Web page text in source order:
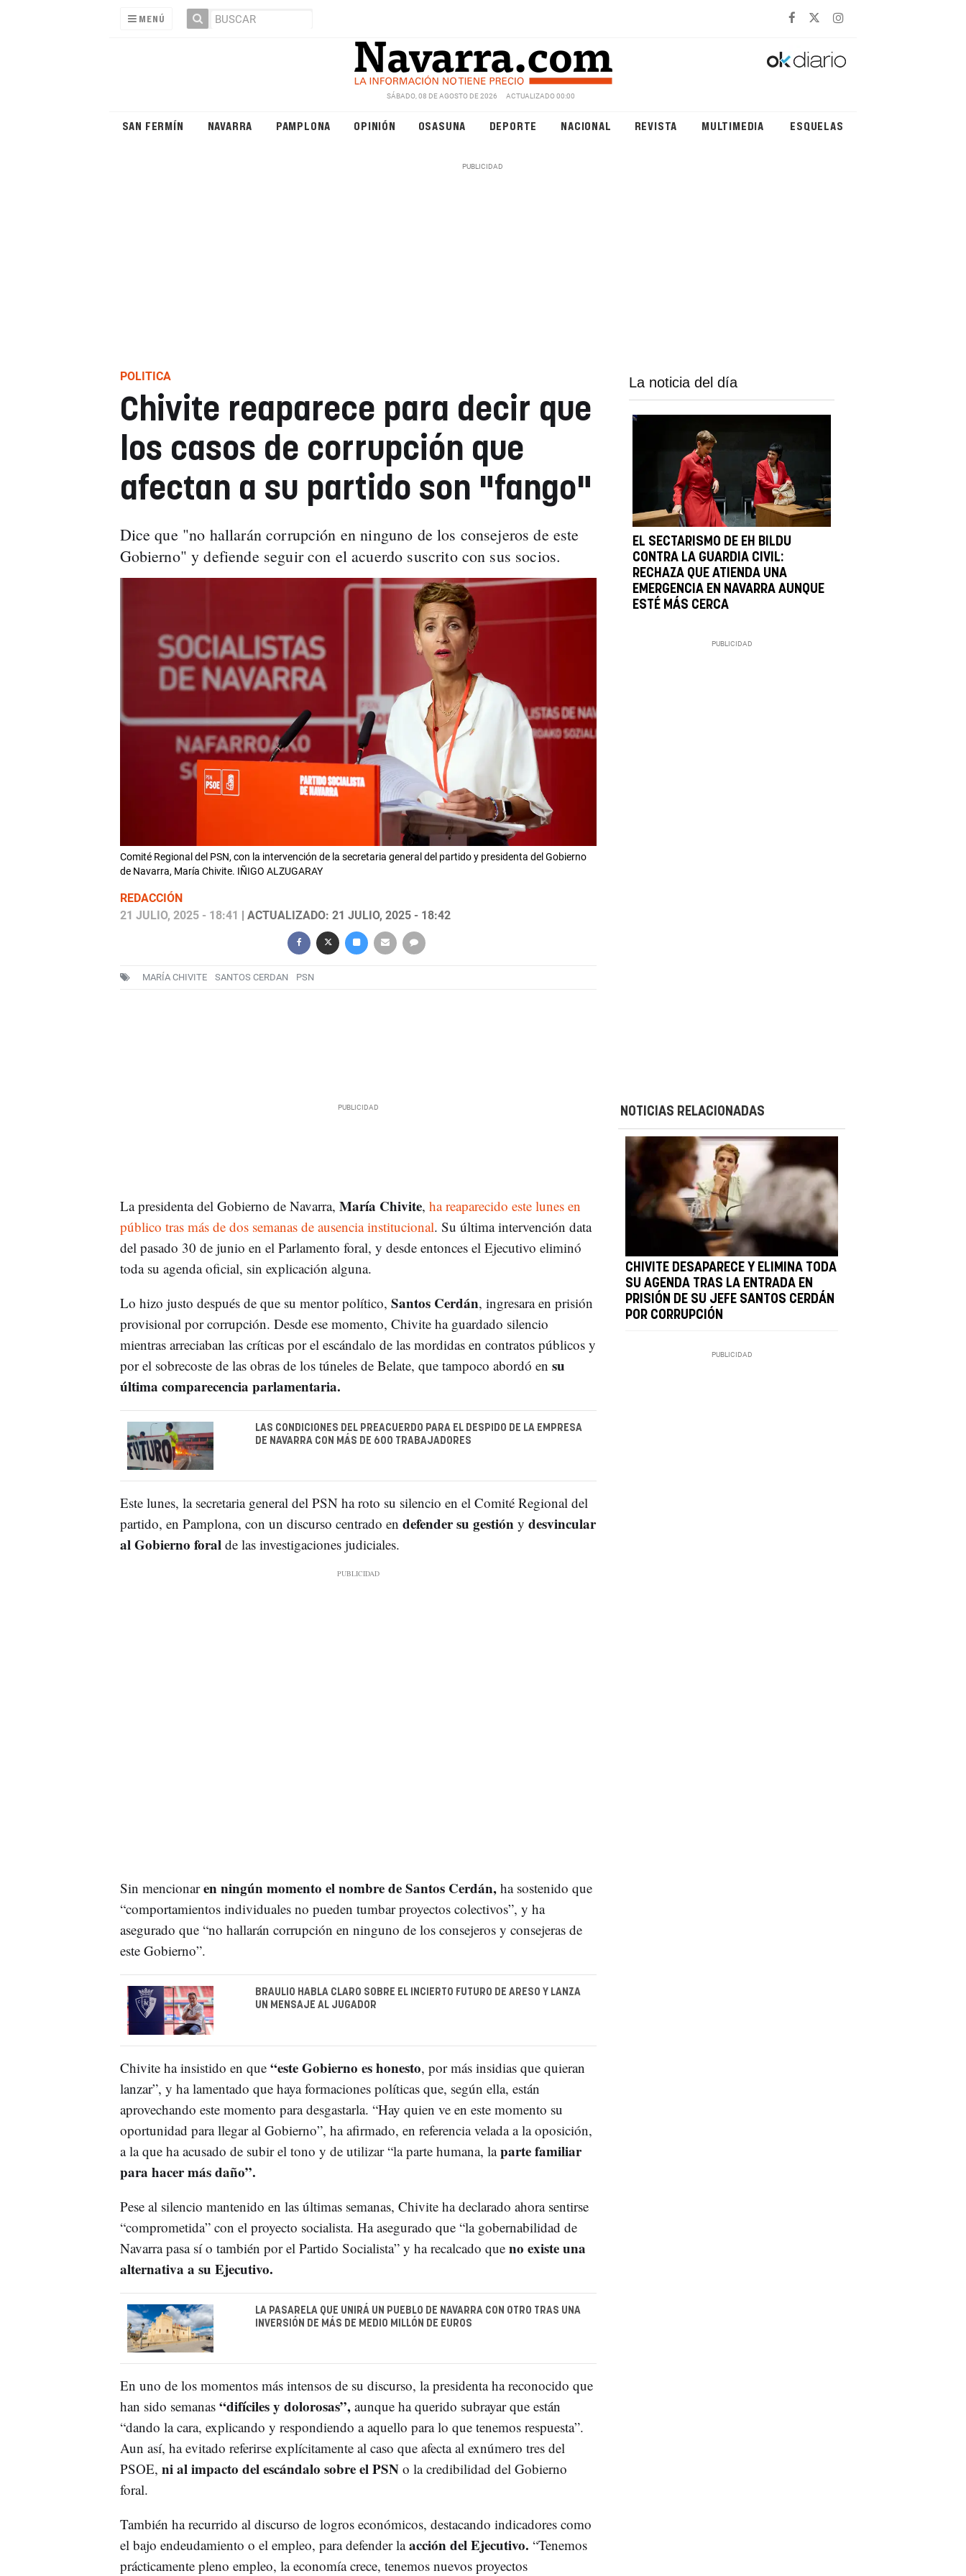
MENÚ
SÁBADO, 08 DE AGOSTO DE 2026 ACTUALIZADO 00:00
SAN FERMÍN NAVARRA PAMPLONA OPINIÓN OSASUNA DEPORTE NACIONAL REVISTA MULTIMEDIA ESQUELAS
POLITICA
Chivite reaparece para decir que
los casos de corrupción que
afectan a su partido son "fango"
Dice que "no hallarán corrupción en ninguno de los consejeros de este
Gobierno" y defiende seguir con el acuerdo suscrito con sus socios.
Comité Regional del PSN, con la intervención de la secretaria general del partido y presidenta del Gobierno
de Navarra, María Chivite. IÑIGO ALZUGARAY
REDACCIÓN
21 JULIO, 2025 - 18:41 | ACTUALIZADO: 21 JULIO, 2025 - 18:42
MARÍA CHIVITE SANTOS CERDAN PSN
La noticia del día
EL SECTARISMO DE EH BILDU
CONTRA LA GUARDIA CIVIL:
RECHAZA QUE ATIENDA UNA
EMERGENCIA EN NAVARRA AUNQUE
ESTÉ MÁS CERCA
La presidenta del Gobierno de Navarra, María Chivite, ha reaparecido este lunes en
público tras más de dos semanas de ausencia institucional. Su última intervención data
del pasado 30 de junio en el Parlamento foral, y desde entonces el Ejecutivo eliminó
toda su agenda oficial, sin explicación alguna.
Lo hizo justo después de que su mentor político, Santos Cerdán, ingresara en prisión
provisional por corrupción. Desde ese momento, Chivite ha guardado silencio
mientras arreciaban las críticas por el escándalo de las mordidas en contratos públicos y
por el sobrecoste de las obras de los túneles de Belate, que tampoco abordó en su
última comparecencia parlamentaria.
LAS CONDICIONES DEL PREACUERDO PARA EL DESPIDO DE LA EMPRESA
DE NAVARRA CON MÁS DE 600 TRABAJADORES
Este lunes, la secretaria general del PSN ha roto su silencio en el Comité Regional del
partido, en Pamplona, con un discurso centrado en defender su gestióny desvincular
al Gobierno foral de las investigaciones judiciales.
Sin mencionaren ningún momento el nombre de Santos Cerdán,ha sostenido que
“comportamientos individuales no pueden tumbar proyectos colectivos”, y ha
asegurado que “no hallarán corrupción en ninguno de los consejeros y consejeras de
este Gobierno”.
BRAULIO HABLA CLARO SOBRE EL INCIERTO FUTURO DE ARESO Y LANZA
UN MENSAJE AL JUGADOR
Chivite ha insistido en que “este Gobierno es honesto, por más insidias que quieran
lanzar”, y ha lamentado que haya formaciones políticas que, según ella, están
aprovechando este momento para desgastarla. “Hay quien ve en este momento su
oportunidad para llegar al Gobierno”, ha afirmado, en referencia velada a la oposición,
a la que ha acusado de subir el tono y de utilizar “la parte humana, laparte familiar
para hacer más daño”.
Pese al silencio mantenido en las últimas semanas, Chivite ha declarado ahora sentirse
“comprometida” con el proyecto socialista. Ha asegurado que “la gobernabilidad de
Navarra pasa sí o también por el Partido Socialista” y ha recalcado queno existe una
alternativa a su Ejecutivo.
LA PASARELA QUE UNIRÁ UN PUEBLO DE NAVARRA CON OTRO TRAS UNA
INVERSIÓN DE MÁS DE MEDIO MILLÓN DE EUROS
En uno de los momentos más intensos de su discurso, la presidenta ha reconocido que
han sido semanas “difíciles y dolorosas”,aunque ha querido subrayar que están
“dando la cara, explicando y respondiendo a aquello para lo que tenemos respuesta”.
Aun así, ha evitado referirse explícitamente al caso que afecta al exnúmero tres del
PSOE, ni al impacto del escándalo sobre el PSN o la credibilidad del Gobierno
foral.
También ha recurrido al discurso de logros económicos, destacando indicadores como
el bajo endeudamiento o el empleo, para defender laacción del Ejecutivo. “Tenemos
prácticamente pleno empleo, la economía crece, tenemos nuevos proyectos
NOTICIAS RELACIONADAS
CHIVITE DESAPARECE Y ELIMINA TODA
SU AGENDA TRAS LA ENTRADA EN
PRISIÓN DE SU JEFE SANTOS CERDÁN
POR CORRUPCIÓN